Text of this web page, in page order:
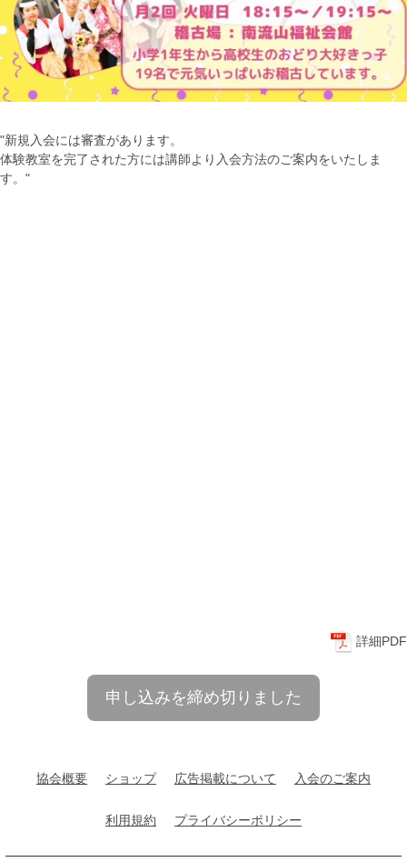
"新規入会には審査があります。
体験教室を完了された方には講師より入会方法のご案内をいたしま
す。"
詳細PDF
申し込みを締め切りました
協会概要 ショップ 広告掲載について 入会のご案内
利用規約 プライバシーポリシー